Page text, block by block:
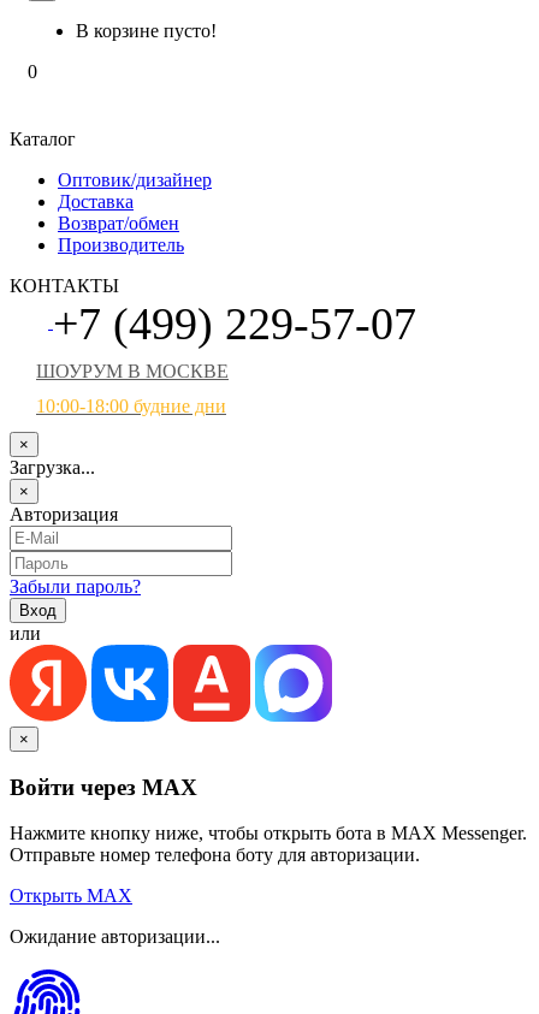
В корзине пусто!
0
Каталог
Оптовик/дизайнер
Доставка
Возврат/обмен
Производитель
КОНТАКТЫ
+7 (499) 229-57-07
ШОУРУМ В МОСКВЕ
10:00-18:00 будние дни
×
Загрузка...
×
Авторизация
Забыли пароль?
или
×
Войти через MAX
Нажмите кнопку ниже, чтобы открыть бота в MAX Messenger.
Отправьте номер телефона боту для авторизации.
Открыть MAX
Ожидание авторизации...